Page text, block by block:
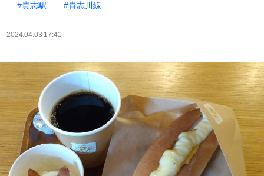
#貴志駅 #貴志川線
2024.04.03 17:41